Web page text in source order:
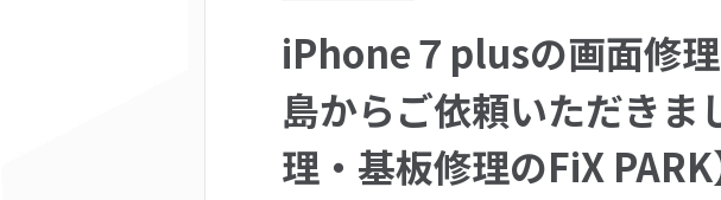
iPhone７plusの画面修
島からご依頼いただき
理・基板修理のFiX PARK